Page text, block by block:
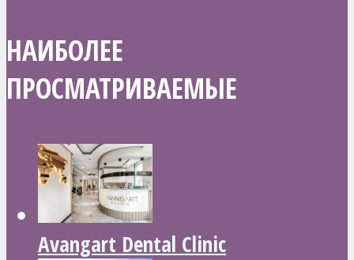
НАИБОЛЕЕ
ПРОСМАТРИВАЕМЫЕ
Avangart Dental Clinic